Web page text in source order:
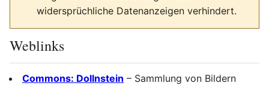
widersprüchliche Datenanzeigen verhindert.
Weblinks
Commons: Dollnstein – Sammlung von Bildern